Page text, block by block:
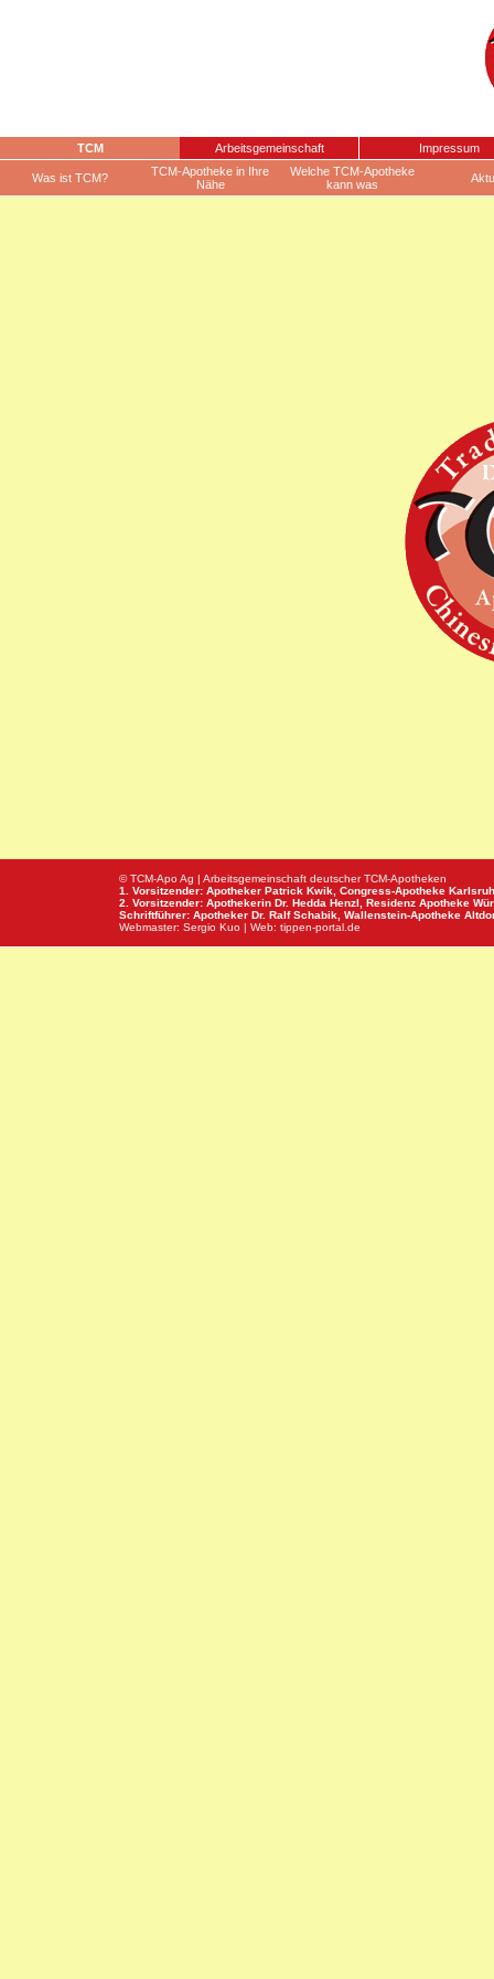
TCM Arbeitsgemeinschaft Impressum
Was ist TCM?
TCM-Apotheke in Ihre
Nähe
Welche TCM-Apotheke
kann was
© TCM-Apo Ag | Arbeitsgemeinschaft deutscher TCM-Apotheken
1. Vorsitzender: Apotheker Patrick Kwik, Congress-Apotheke
2. Vorsitzender: Apothekerin Dr. Hedda Henzl, Residenz Apotheke
Schriftführer: Apotheker Dr. Ralf Schabik, Wallenstein-Apotheke
Webmaster: Sergio Kuo | Web: tippen-portal.de